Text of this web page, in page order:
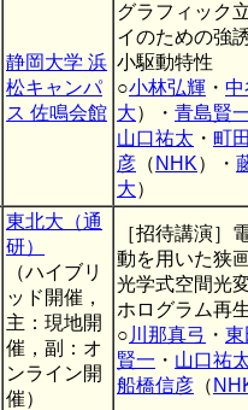
静岡大学 浜
松キャンパ
ス 佐鳴会館
グラフィック
イのための強
小駆動特性
○小林弘輝 ・ 中
大）・ 青島賢
山口祐太 ・ 町
彦 （ NHK）・
大）
東北大（通
研）
（ハイブリ
ッド開催，
主：現地開
催，副：オ
ンライン開
催）
［招待講演］
動を用いた狭
光学式空間光
ホログラム再
○ 川那真弓 ・
賢一 ・ 山口祐
船橋信彦 （